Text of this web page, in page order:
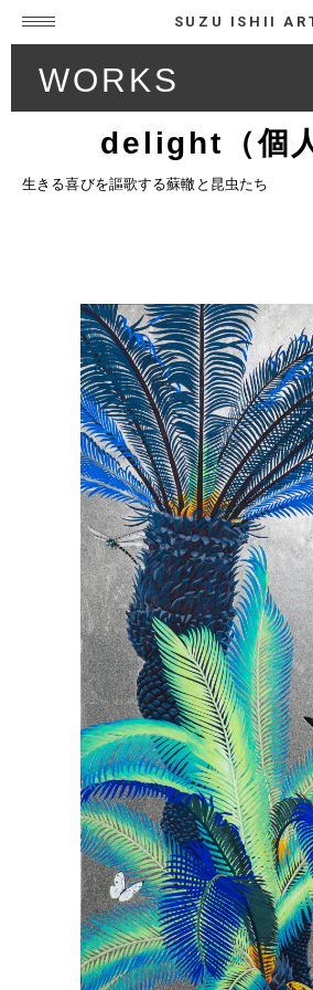
SUZU ISHII
WORKS
delight（個
生きる喜びを謳歌する蘇轍と昆虫たち